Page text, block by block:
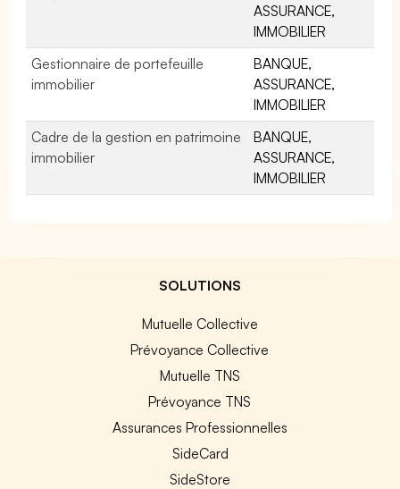
ASSURANCE,
IMMOBILIER
Gestionnaire de portefeuille
immobilier
BANQUE,
ASSURANCE,
IMMOBILIER
Cadre de la gestion en patrimoine
immobilier
BANQUE,
ASSURANCE,
IMMOBILIER
SOLUTIONS
Mutuelle Collective
Prévoyance Collective
Mutuelle TNS
Prévoyance TNS
Assurances Professionnelles
SideCard
SideStore